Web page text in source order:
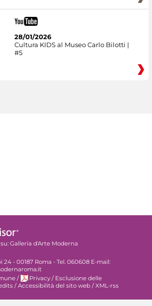
28/01/2026
Cultura KIDS al Museo Carlo Bilotti |
#5
Galleria d'Arte Moderna
24 - 00187 Roma - Tel. 060608 E-mail:
/ Privacy / Esclusione delle
/ Accessibilità del sito web / XML-rss